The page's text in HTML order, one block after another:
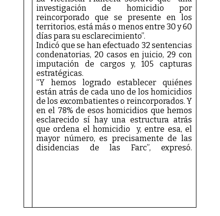
investigación de homicidio por
reincorporado que se presente en los
territorios, está más o menos entre 30 y 60
días para su esclarecimiento”.
Indicó que se han efectuado 32 sentencias
condenatorias, 20 casos en juicio, 29 con
imputación de cargos y, 105 capturas
estratégicas.
“Y hemos logrado establecer quiénes
están atrás de cada uno de los homicidios
de los excombatientes o reincorporados. Y
en el 78% de esos homicidios que hemos
esclarecido sí hay una estructura atrás
que ordena el homicidio y, entre esa, el
mayor número, es precisamente de las
disidencias de las Farc”, expresó.